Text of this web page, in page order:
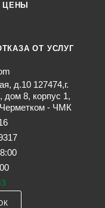
ЦЕНЫ
ОТ УСЛУГ
д.10 127474,г.
дом 8, корпус 1,
- ЧМК